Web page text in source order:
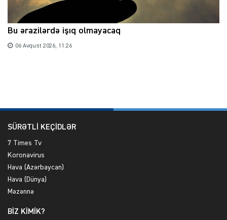
Bu ərazilərdə işıq olmayacaq
06 Avqust 2026, 11:26
SÜRƏTLİ KEÇİDLƏR
7 Times Tv
Koronavirus
Hava (Azərbaycan)
Hava (Dünya)
Məzənnə
BİZ KİMİK?